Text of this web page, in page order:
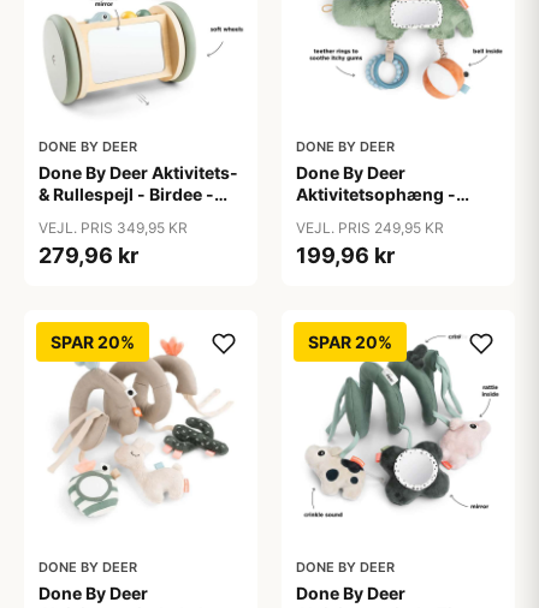
DONE BY DEER
Done By Deer Aktivitets-
& Rullespejl - Birdee -
VEJL. PRIS 349,95 KR
279,96 kr
DONE BY DEER
Done By Deer
Aktivitetsophæng -
VEJL. PRIS 249,95 KR
199,96 kr
SPAR 20%
DONE BY DEER
Done By Deer
SPAR 20%
DONE BY DEER
Done By Deer